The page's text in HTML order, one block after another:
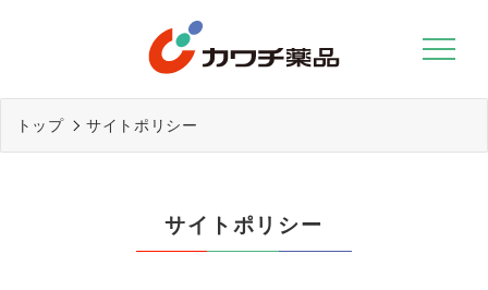
トップ サイトポリシー
サイトポリシー